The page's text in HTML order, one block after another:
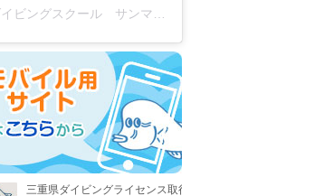
ダイビングスクール サンマーレ / diving school(@diving_school_sanmare)がシェアした投稿